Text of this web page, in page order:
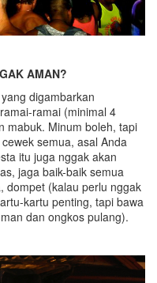
AMAN?
digambarkan
ramai (minimal 4
mabuk. Minum boleh, tapi
semua, asal Anda
itu juga nggak akan
jaga baik-baik semua
dompet (kalau perlu nggak
kartu penting, tapi bawa
dan ongkos pulang).